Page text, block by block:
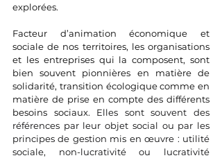
explorées.
Facteur d’animation économique et
sociale de nos territoires, les organisations
et les entreprises qui la composent, sont
bien souvent pionnières en matière de
solidarité, transition écologique comme en
matière de prise en compte des différents
besoins sociaux. Elles sont souvent des
références par leur objet social ou par les
principes de gestion mis en œuvre : utilité
sociale, non-lucrativité ou lucrativité